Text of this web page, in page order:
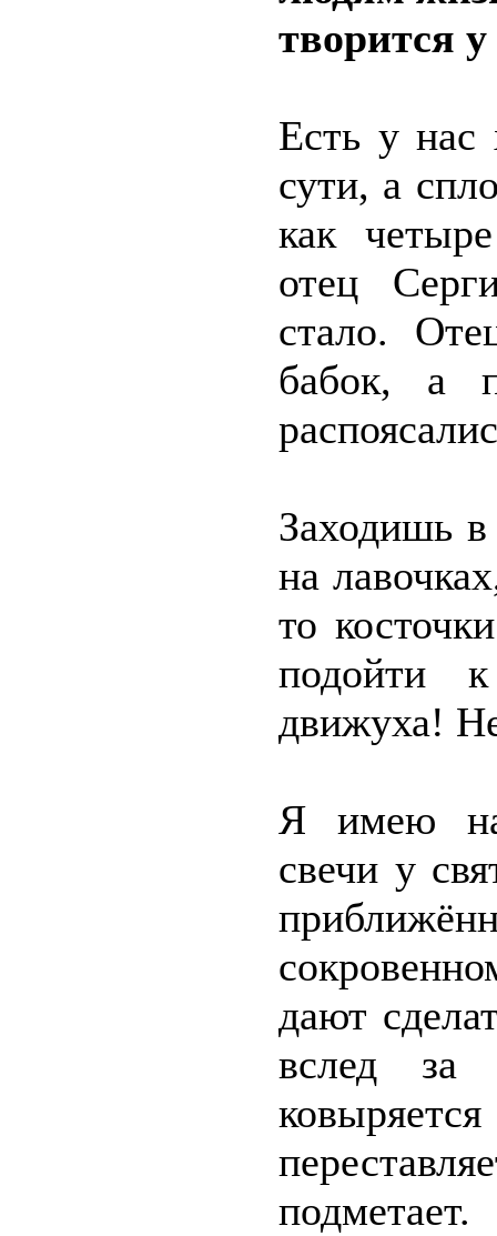
творится у
Есть у
сути, а
как
отец
стало.
бабок, а
Заходишь
на
то
подойти
движуха!
Я имею
свечи у
дают
вслед